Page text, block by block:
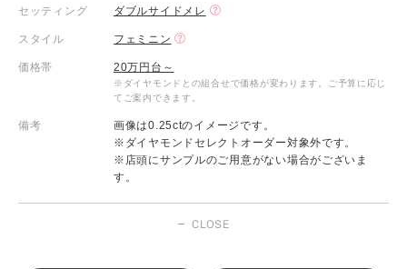
セッティング ダブルサイドメレ
スタイル フェミニン
価格帯 20万円台～
※ダイヤモンドとの組合せで価格が変わります。ご予算に応じ
てご案内できます。
備考
画像は0.25ctのイメージです。
※ダイヤモンドセレクトオーダー対象外です。
※店頭にサンプルのご用意がない場合がございま
す。
CLOSE